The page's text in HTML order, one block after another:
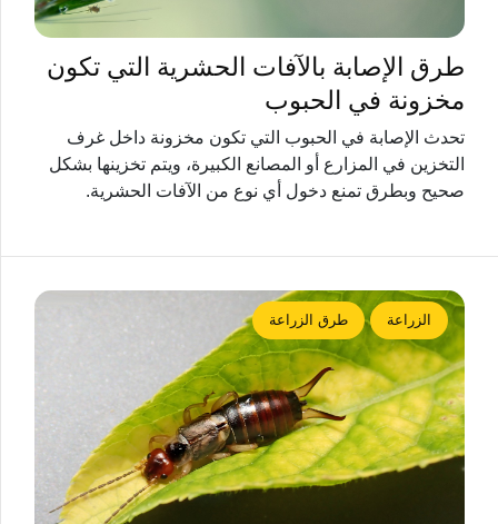
طرق الإصابة بالآفات الحشرية التي تكون
مخزونة في الحبوب
تحدث الإصابة في الحبوب التي تكون مخزونة داخل غرف
التخزين في المزارع أو المصانع الكبيرة، ويتم تخزينها بشكل
صحيح وبطرق تمنع دخول أي نوع من الآفات الحشرية.
الزراعة طرق الزراعة